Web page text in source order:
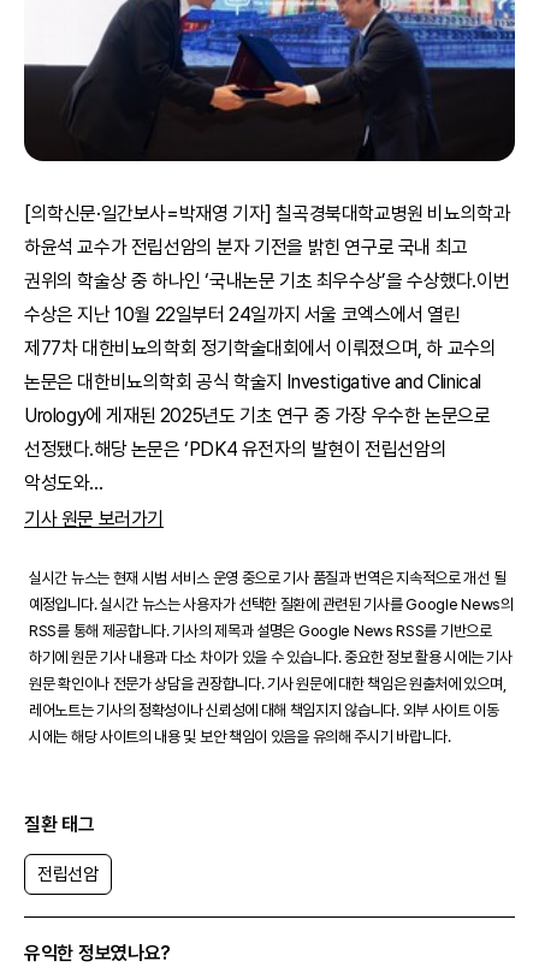
[의학신문·일간보사=박재영 기자] 칠곡경북대학교병원 비뇨의학과
하윤석 교수가 전립선암의 분자 기전을 밝힌 연구로 국내 최고
권위의 학술상 중 하나인 ‘국내논문 기초 최우수상’을 수상했다.이번
수상은 지난 10월 22일부터 24일까지 서울 코엑스에서 열린
제77차 대한비뇨의학회 정기학술대회에서 이뤄졌으며, 하 교수의
논문은 대한비뇨의학회 공식 학술지 Investigative and Clinical
Urology에 게재된 2025년도 기초 연구 중 가장 우수한 논문으로
선정됐다.해당 논문은 ‘PDK4 유전자의 발현이 전립선암의
악성도와...
기사 원문 보러가기
실시간 뉴스는 현재 시범 서비스 운영 중으로 기사 품질과 번역은 지속적으로 개선 될
예정입니다. 실시간 뉴스는 사용자가 선택한 질환에 관련된 기사를 Google News의
RSS를 통해 제공합니다. 기사의 제목과 설명은 Google News RSS를 기반으로
하기에 원문 기사 내용과 다소 차이가 있을 수 있습니다. 중요한 정보 활용 시에는 기사
원문 확인이나 전문가 상담을 권장합니다. 기사 원문에 대한 책임은 원출처에 있으며,
레어노트는 기사의 정확성이나 신뢰성에 대해 책임지지 않습니다. 외부 사이트 이동
시에는 해당 사이트의 내용 및 보안 책임이 있음을 유의해 주시기 바랍니다.
질환 태그
전립선암
유익한 정보였나요?